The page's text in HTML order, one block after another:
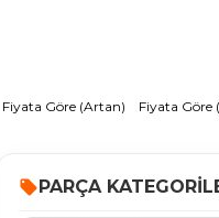
Fiyata Göre (Artan) Fiyata Göre
PARÇA